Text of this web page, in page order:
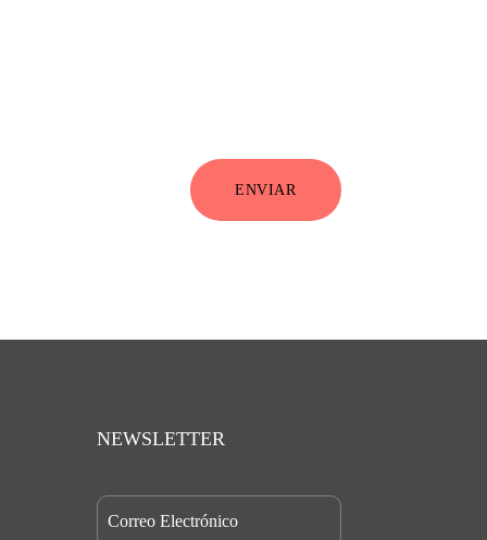
ENVIAR
NEWSLETTER